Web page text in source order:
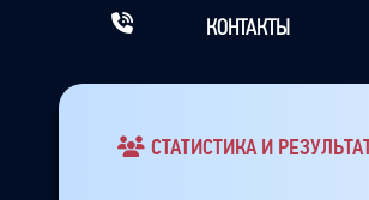
КОНТАКТЫ
СТАТИСТИКА И